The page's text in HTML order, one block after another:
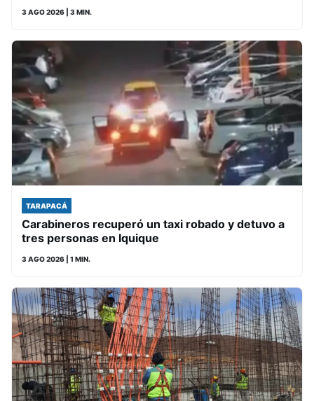
3 AGO 2026 | 3 MIN.
TARAPACÁ
Carabineros recuperó un taxi robado y detuvo a
tres personas en Iquique
3 AGO 2026 | 1 MIN.